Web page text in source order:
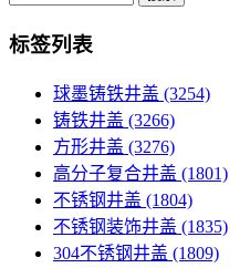
标签列表
球墨铸铁井盖 (3254)
铸铁井盖 (3266)
方形井盖 (3276)
高分子复合井盖 (1801)
不锈钢井盖 (1804)
不锈钢装饰井盖 (1835)
304不锈钢井盖 (1809)